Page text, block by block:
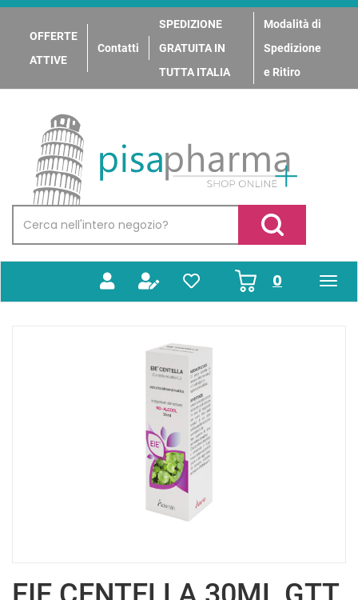
Passa
contenuto
principale
OFFERTE
ATTIVE
Contatti
SPEDIZIONE
GRATUITA IN
TUTTA ITALIA
Modalità di
Spedizione
e Ritiro
PisaPharma
Prodotto
Cerca Prodotto
0prodotti
inseriti